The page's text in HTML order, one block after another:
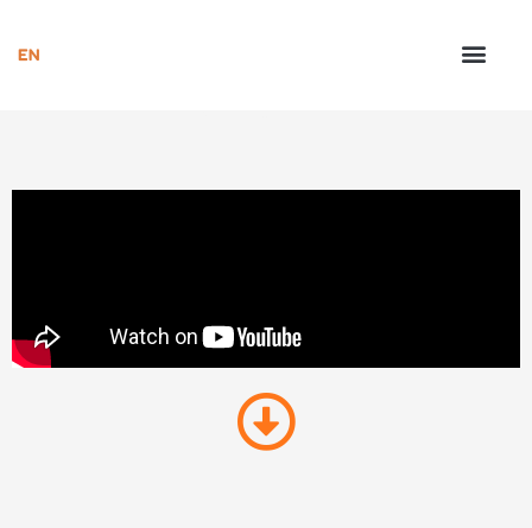
סרט הדרכה לתחום הרפואי שהפקנו עבור חברת איתמר